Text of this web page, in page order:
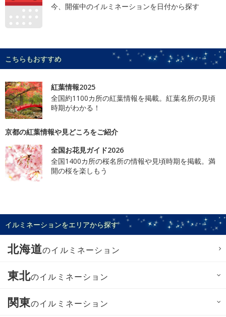
今、開催中のイルミネーションを日付から探す
こちらもおすすめ
紅葉情報2025
全国約1100カ所の紅葉情報を掲載。紅葉名所の見頃
時期がわかる！
京都の紅葉情報や見どころをご紹介
全国お花見ガイド2026
全国1400カ所の桜名所の情報や見頃時期を掲載。満
開の桜を楽しもう
イルミネーションをエリアから探す
北海道のイルミネーション
東北のイルミネーション
関東のイルミネーション